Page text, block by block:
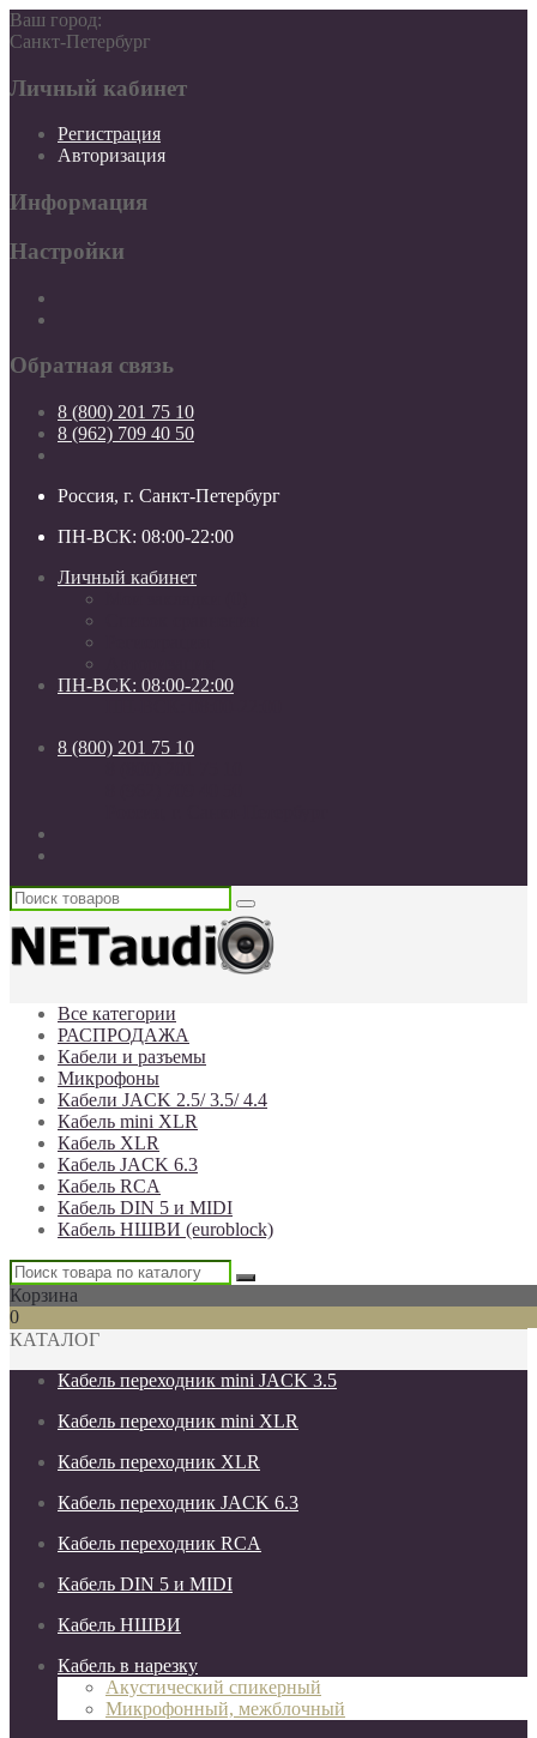
Ваш город:
Санкт-Петербург
Личный кабинет
Регистрация
Авторизация
Информация
Настройки
Обратная связь
8 (800) 201 75 10
8 (962) 709 40 50
Россия, г. Санкт-Петербург
ПН-ВСК: 08:00-22:00
Личный кабинет
ПН-ВСК: 08:00-22:00
8 (800) 201 75 10
Все категории
РАСПРОДАЖА
Кабели и разъемы
Микрофоны
Кабели JACK 2.5/ 3.5/ 4.4
Кабель mini XLR
Кабель XLR
Кабель JACK 6.3
Кабель RCA
Кабель DIN 5 и MIDI
Кабель НШВИ (euroblock)
Корзина
0
КАТАЛОГ
Кабель переходник mini JACK 3.5
Кабель переходник mini XLR
Кабель переходник XLR
Кабель переходник JACK 6.3
Кабель переходник RCA
Кабель DIN 5 и MIDI
Кабель НШВИ
Кабель в нарезку
Акустический спикерный
Микрофонный, межблочный